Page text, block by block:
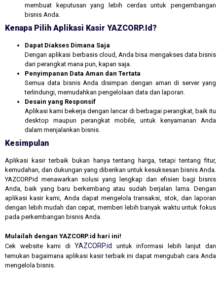
membuat keputusan yang lebih cerdas untuk pengembangan
bisnis Anda.
Kenapa Pilih Aplikasi Kasir YAZCORP.id?
Dapat Diakses Dimana Saja
Dengan aplikasi berbasis cloud, Anda bisa mengakses data bisnis
dari perangkat mana pun, kapan saja.
Penyimpanan Data Aman dan Tertata
Semua data bisnis Anda disimpan dengan aman di server yang
terlindungi, memudahkan pengelolaan data dan laporan.
Desain yang Responsif
Aplikasi kami bekerja dengan lancar di berbagai perangkat, baik itu
desktop maupun perangkat mobile, untuk kenyamanan Anda
dalam menjalankan bisnis.
Kesimpulan
Aplikasi kasir terbaik bukan hanya tentang harga, tetapi tentang fitur,
kemudahan, dan dukungan yang diberikan untuk kesuksesan bisnis Anda.
YAZCORP.id menawarkan solusi yang lengkap dan efisien bagi bisnis
Anda, baik yang baru berkembang atau sudah berjalan lama. Dengan
aplikasi kasir kami, Anda dapat mengelola transaksi, stok, dan laporan
dengan lebih mudah dan cepat, memberi lebih banyak waktu untuk fokus
pada perkembangan bisnis Anda.
Mulailah dengan YAZCORP.id hari ini!
Cek website kami di YAZCORP.id
untuk informasi lebih lanjut dan
temukan bagaimana aplikasi kasir terbaik ini dapat mengubah cara Anda
mengelola bisnis.